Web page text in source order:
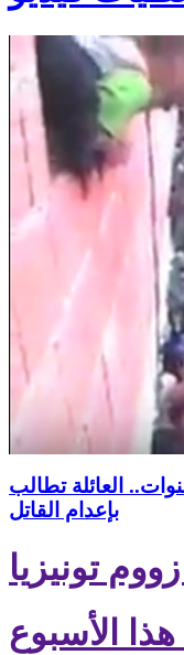
: خلال جنازة طفل الـ4 سنوات.. العائلة تطالب
بإعدام القاتل
تونيزيا
هذا الأسبوع